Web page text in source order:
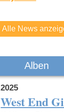
Alle News
Alben
2025
West End